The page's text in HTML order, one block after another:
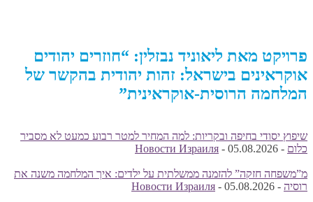
פרויקט מאת ליאוניד נבזלין: “חוזרים יהודים
אוקראינים בישראל: זהות יהודית בהקשר של
המלחמה הרוסית-אוקראינית”
שיפוץ יסודי בחיפה ובקריות: למה המחיר למטר רבוע כמעט לא מסביר
כלום -
05.08.2026
-
Новости Израиля
מ”משפחה חזקה” להזמנה ממשלתית על ילדים: איך המלחמה משנה את
רוסיה -
05.08.2026
-
Новости Израиля